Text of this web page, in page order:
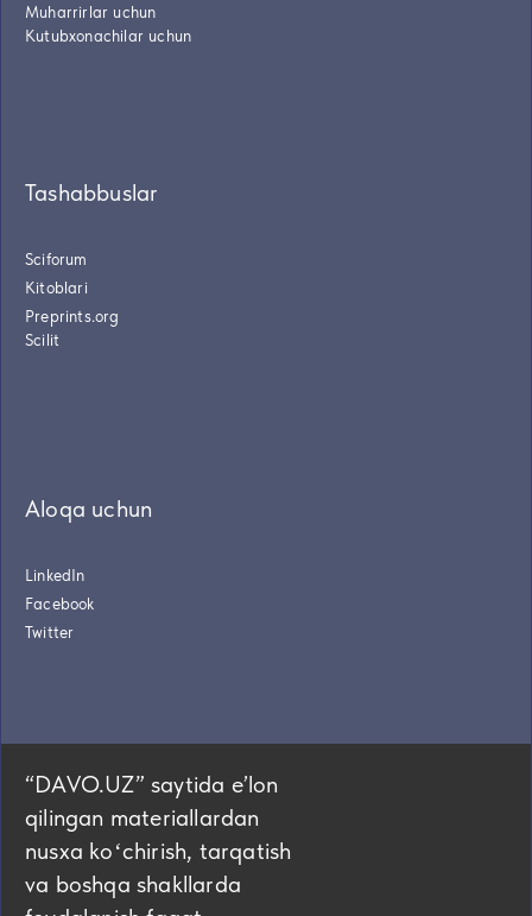
Muharrirlar uchun
Kutubxonachilar uchun
Tashabbuslar
Sciforum
Kitoblari
Preprints.org
Scilit
Aloqa uchun
LinkedIn
Facebook
Twitter
“DAVO.UZ” saytida eʼlon
qilingan materiallardan
nusxa koʻchirish, tarqatish
va boshqa shakllarda